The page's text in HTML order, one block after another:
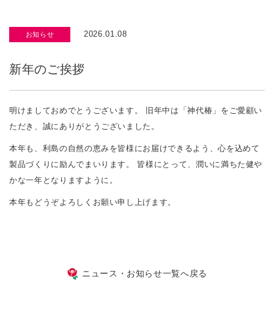
お知らせ 2026.01.08
新年のご挨拶
明けましておめでとうございます。 旧年中は「神代椿」をご愛顧い
ただき、誠にありがとうございました。
本年も、利島の自然の恵みを皆様にお届けできるよう、心を込めて
製品づくりに励んでまいります。 皆様にとって、潤いに満ちた健や
かな一年となりますように。
本年もどうぞよろしくお願い申し上げます。
ニュース・お知らせ一覧へ戻る